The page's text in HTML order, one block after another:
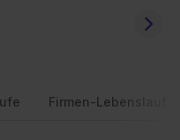
Firmen-Lebenslauf